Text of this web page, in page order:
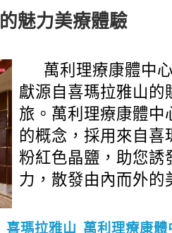
魅力美療體驗
萬利理療康體中
獻源自喜瑪拉雅山的
旅。萬利理療康體中
的概念，採用來自喜
粉紅色晶鹽，助您誘
力，散發由內而外的
喜瑪拉雅山 萬利理療康體